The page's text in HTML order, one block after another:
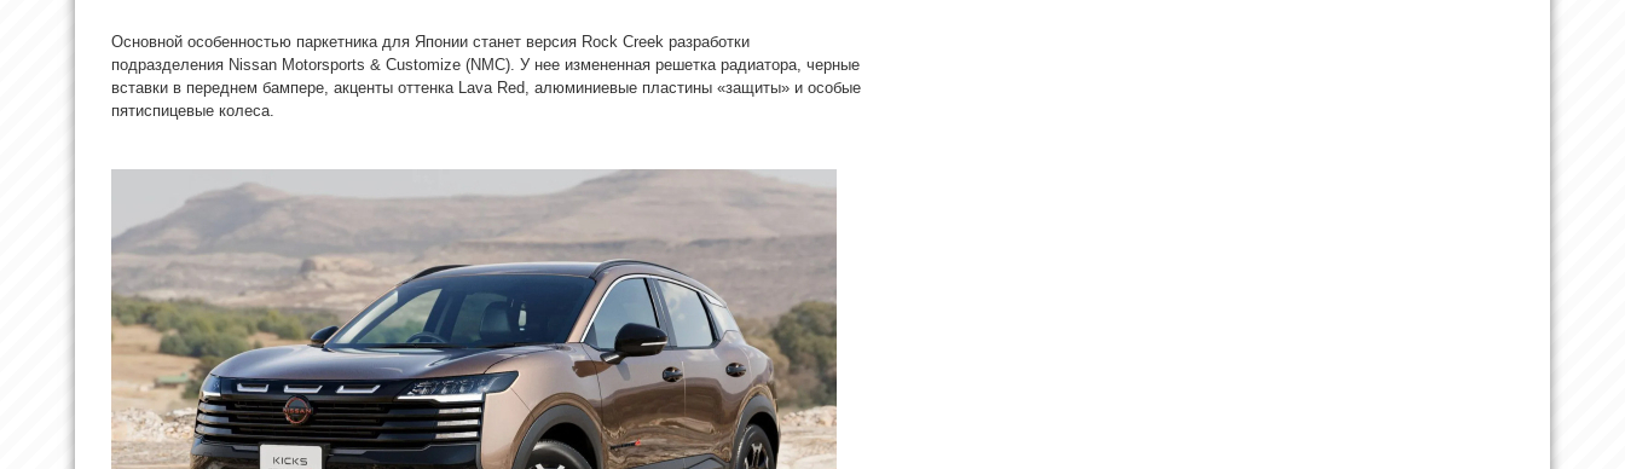
Основной особенностью паркетника для Японии станет версия Rock Creek разработки
подразделения Nissan Motorsports & Customize (NMC). У нее измененная решетка радиатора, черные
вставки в переднем бампере, акценты оттенка Lava Red, алюминиевые пластины «защиты» и особые
пятиспицевые колеса.